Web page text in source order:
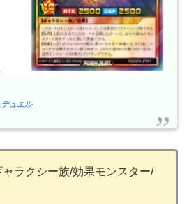
ュエル
ラクシー族/効果モンスター/